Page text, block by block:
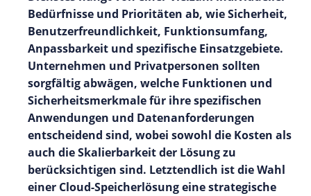
Bedürfnisse und Prioritäten ab, wie Sicherheit,
Benutzerfreundlichkeit, Funktionsumfang,
Anpassbarkeit und spezifische Einsatzgebiete.
Unternehmen und Privatpersonen sollten
sorgfältig abwägen, welche Funktionen und
Sicherheitsmerkmale für ihre spezifischen
Anwendungen und Datenanforderungen
entscheidend sind, wobei sowohl die Kosten als
auch die Skalierbarkeit der Lösung zu
berücksichtigen sind. Letztendlich ist die Wahl
einer Cloud-Speicherlösung eine strategische